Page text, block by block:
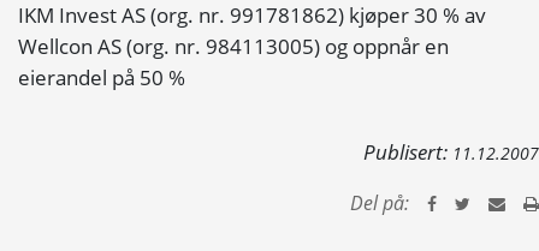
IKM Invest AS (org. nr. 991781862) kjøper 30 % av
Wellcon AS (org. nr. 984113005) og oppnår en
eierandel på 50 %
Publisert: 11.12.2007
Del på: